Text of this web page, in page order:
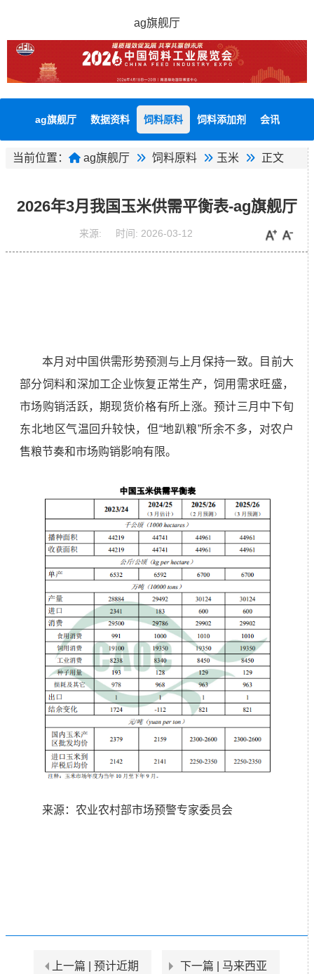
ag旗舰厅
ag旗舰厅 数据资料 饲料原料 饲料添加剂 会讯
当前位置： ag旗舰厅 饲料原料 玉米 正文
2026年3月我国玉米供需平衡表-ag旗舰厅
来源: 时间: 2026-03-12
本月对中国供需形势预测与上月保持一致。目前大
部分饲料和深加工企业恢复正常生产，饲用需求旺盛，
市场购销活跃，期现货价格有所上涨。预计三月中下旬
东北地区气温回升较快，但“地趴粮”所余不多，对农户
售粮节奏和市场购销影响有限。
来源：农业农村部市场预警专家委员会
上一篇 | 预计近期
下一篇 | 马来西亚